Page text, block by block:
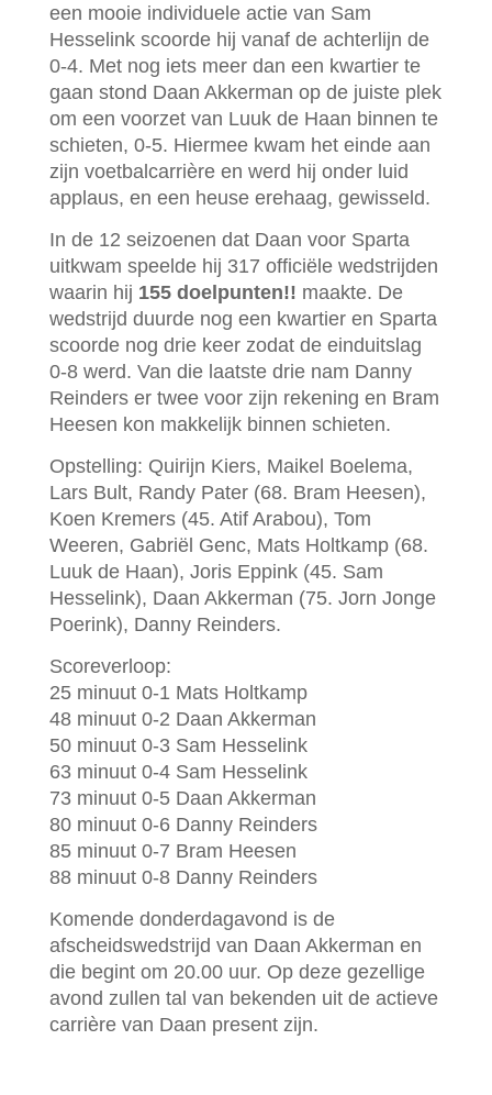
een mooie individuele actie van Sam
Hesselink scoorde hij vanaf de achterlijn de
0-4. Met nog iets meer dan een kwartier te
gaan stond Daan Akkerman op de juiste plek
om een voorzet van Luuk de Haan binnen te
schieten, 0-5. Hiermee kwam het einde aan
zijn voetbalcarrière en werd hij onder luid
applaus, en een heuse erehaag, gewisseld.
In de 12 seizoenen dat Daan voor Sparta
uitkwam speelde hij 317 officiële wedstrijden
waarin hij 155 doelpunten!! maakte. De
wedstrijd duurde nog een kwartier en Sparta
scoorde nog drie keer zodat de einduitslag
0-8 werd. Van die laatste drie nam Danny
Reinders er twee voor zijn rekening en Bram
Heesen kon makkelijk binnen schieten.
Opstelling: Quirijn Kiers, Maikel Boelema,
Lars Bult, Randy Pater (68. Bram Heesen),
Koen Kremers (45. Atif Arabou), Tom
Weeren, Gabriël Genc, Mats Holtkamp (68.
Luuk de Haan), Joris Eppink (45. Sam
Hesselink), Daan Akkerman (75. Jorn Jonge
Poerink), Danny Reinders.
Scoreverloop:
25 minuut 0-1 Mats Holtkamp
48 minuut 0-2 Daan Akkerman
50 minuut 0-3 Sam Hesselink
63 minuut 0-4 Sam Hesselink
73 minuut 0-5 Daan Akkerman
80 minuut 0-6 Danny Reinders
85 minuut 0-7 Bram Heesen
88 minuut 0-8 Danny Reinders
Komende donderdagavond is de
afscheidswedstrijd van Daan Akkerman en
die begint om 20.00 uur. Op deze gezellige
avond zullen tal van bekenden uit de actieve
carrière van Daan present zijn.